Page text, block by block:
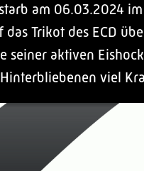
am 06.03.2024
Trikot des ECD
seiner aktiven
viel